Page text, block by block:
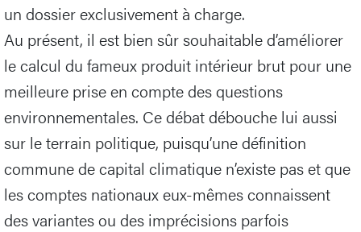
un dossier exclusivement à charge.
Au présent, il est bien sûr souhaitable d’améliorer
le calcul du fameux produit intérieur brut pour une
meilleure prise en compte des questions
environnementales. Ce débat débouche lui aussi
sur le terrain politique, puisqu’une définition
commune de capital climatique n’existe pas et que
les comptes nationaux eux-mêmes connaissent
des variantes ou des imprécisions parfois